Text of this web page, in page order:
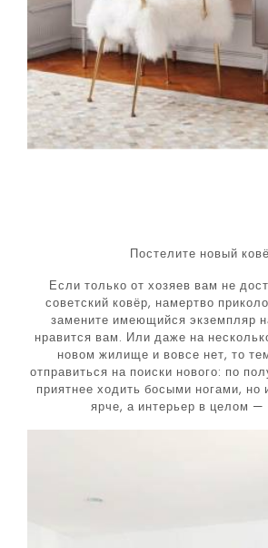
Постелите новый
Если только от хозяев вам не
советский ковёр, намертво
замените имеющийся экземпляр
нравится вам. Или даже на
новом жилище и вовсе нет, то
отправиться на поиски нового: по
приятнее ходить босыми ногами, но
ярче, а интерьер в целом —